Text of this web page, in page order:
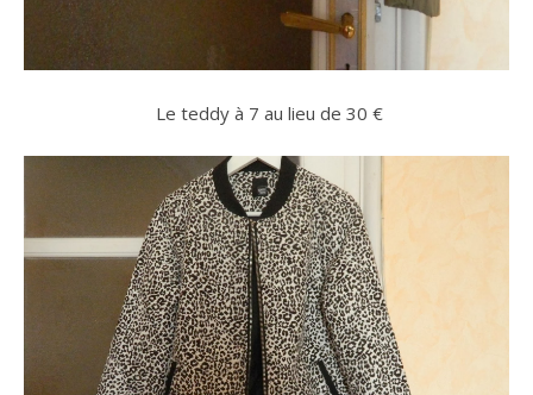
Le teddy à 7 au lieu de 30 €